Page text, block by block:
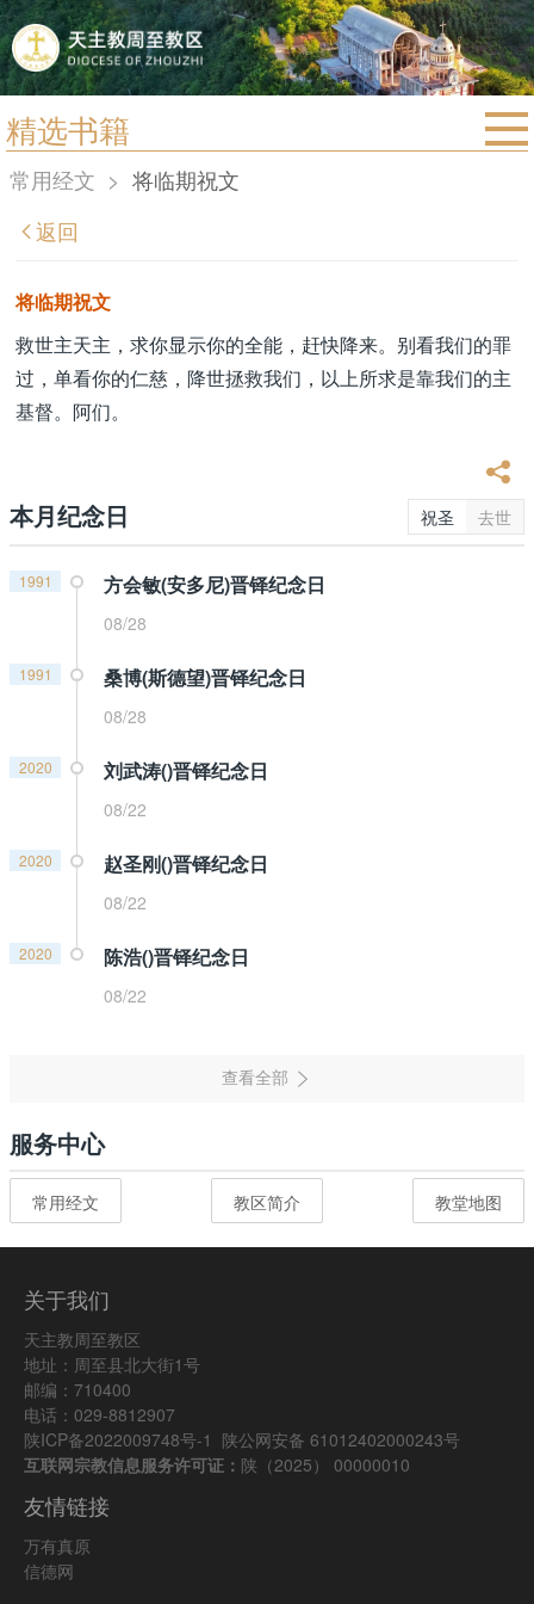
精选书籍
首页
宗教法规
教区简介
信仰文萃
教会圣月
常用经文 > 将临期祝文
返回
将临期祝文
救世主天主，求你显示你的全能，赶快降来。别看我们的罪
过，单看你的仁慈，降世拯救我们，以上所求是靠我们的主
基督。阿们。
本月纪念日 祝圣 去世
1991 方会敏(安多尼)晋铎纪念日
08/28
1991 桑博(斯德望)晋铎纪念日
08/28
2020 刘武涛()晋铎纪念日
08/22
2020 赵圣刚()晋铎纪念日
08/22
2020 陈浩()晋铎纪念日
08/22
服务中心
常用经文 教区简介 教堂地图
关于我们
天主教周至教区
地址：周至县北大街1号
邮编：710400
电话：029-8812907
陕ICP备2022009748号-1 陕公网安备 61012402000243号
互联网宗教信息服务许可证： 陕（2025） 00000010
友情链接
万有真原
信德网